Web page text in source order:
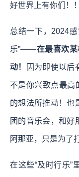
好世界上有你们！！
总结一下，2024
乐”——在最喜欢
动！ 因为即使以后
不是你兴致点最高
的想法所推动！也
团的音乐会，和好
阿那亚，只是为了
在这些“及时行乐”